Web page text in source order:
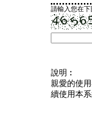
請輸入您在
說明︰
親愛的使
續使用本